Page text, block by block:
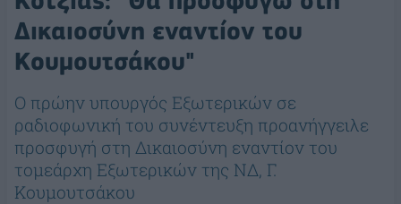
Δικαιοσύνη εναντίον του
Κουμουτσάκου"
Ο πρώην υπουργός Εξωτερικών σε
ραδιοφωνική του συνέντευξη προανήγγειλε
προσφυγή στη Δικαιοσύνη εναντίον του
τομεάρχη Εξωτερικών της ΝΔ, Γ.
Κουμουτσάκου